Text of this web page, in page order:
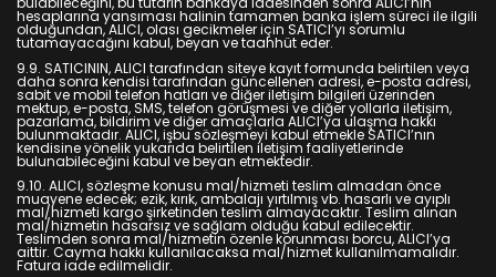
hesaplarına yansıması halinin tamamen banka işlem süreci ile ilgili
olduğundan, ALICI, olası gecikmeler için SATICI’yı sorumlu
tutamayacağını kabul, beyan ve taahhüt eder.
9.9. SATICININ, ALICI tarafından siteye kayıt formunda belirtilen veya
daha sonra kendisi tarafından güncellenen adresi, e-posta adresi,
sabit ve mobil telefon hatları ve diğer iletişim bilgileri üzerinden
mektup, e-posta, SMS, telefon görüşmesi ve diğer yollarla iletişim,
pazarlama, bildirim ve diğer amaçlarla ALICI’ya ulaşma hakkı
bulunmaktadır. ALICI, işbu sözleşmeyi kabul etmekle SATICI’nın
kendisine yönelik yukarıda belirtilen iletişim faaliyetlerinde
bulunabileceğini kabul ve beyan etmektedir.
9.10. ALICI, sözleşme konusu mal/hizmeti teslim almadan önce
muayene edecek; ezik, kırık, ambalajı yırtılmış vb. hasarlı ve ayıplı
mal/hizmeti kargo şirketinden teslim almayacaktır. Teslim alınan
mal/hizmetin hasarsız ve sağlam olduğu kabul edilecektir.
Teslimden sonra mal/hizmetin özenle korunması borcu, ALICI’ya
aittir. Cayma hakkı kullanılacaksa mal/hizmet kullanılmamalıdır.
Fatura iade edilmelidir.